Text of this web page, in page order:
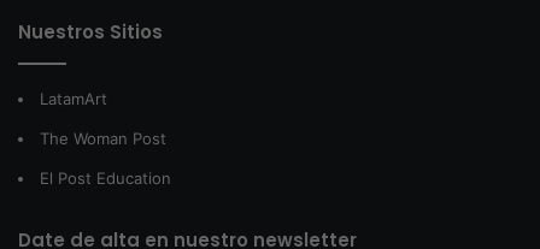
Nuestros Sitios
LatamArt
The Woman Post
El Post Education
Date de alta en nuestro newsletter